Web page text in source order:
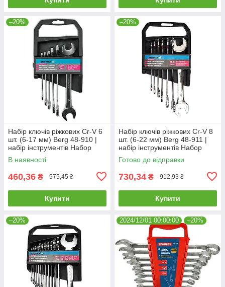
–20%
Набір ключів ріжкових Cr-V 6
шт. (6-17 мм) Berg 48-910 |
набір інструментів Набор
ключей рожковых Cr-V 6 шт.
(6-17 мм) Berg
В наявності
460,36 ₴ 575,45 ₴
Купити
–20%
Набір ключів ріжкових Cr-V 8
шт. (6-22 мм) Berg 48-911 |
набір інструментів Набор
ключей рожковых Cr-V 8 шт.
(6-22 мм) Berg
Готово до відправки
730,34 ₴ 912,93 ₴
Купити
–20% 2024/12/01 00:00:00 –20%